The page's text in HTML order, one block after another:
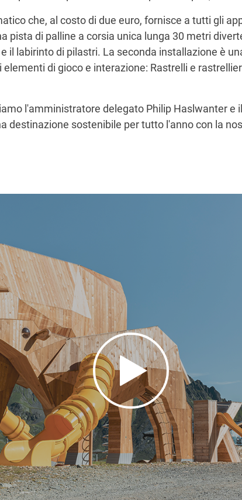
che, al costo di due euro, fornisce a tutti gli
pista di palline a corsia unica lunga 30 metri
il labirinto di pilastri. La seconda installazione è
di gioco e interazione: Rastrelli e
l'amministratore delegato Philip Haslwanter
destinazione sostenibile per tutto l'anno con la